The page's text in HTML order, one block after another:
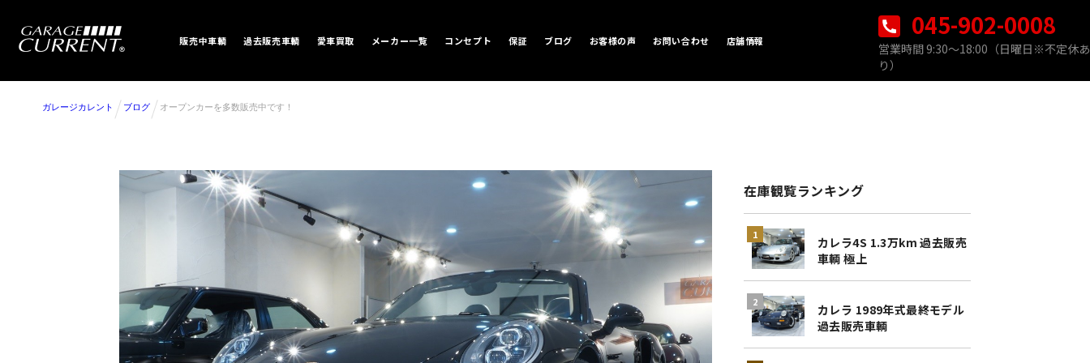
販売中車輌 過去販売車輌 愛車買取 メーカー一覧 コンセプト 保証 ブログ お客様の声 お問い合わせ 店舗情報 045-902-0008
営業時間 9:30〜18:00（日曜日※不定休あ
り）
ガレージカレント ブログ オープンカーを多数販売中です！
在庫観覧ランキング
カレラ4S 1.3万km 過去販売
車輌 極上
カレラ 1989年式最終モデル
過去販売車輌